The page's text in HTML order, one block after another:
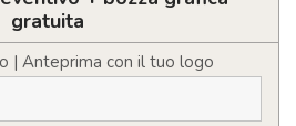
gratuita
| Anteprima con il tuo logo